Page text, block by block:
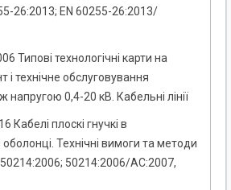
26:2013; EN 60255-26:2013/
Типові технологічні карти на
і технічне обслуговування
0,4-20 кВ. Кабельні лінії
Кабелі плоскі гнучкі в
оболонці. Технічні вимоги та методи
50214:2006/АС:2007,